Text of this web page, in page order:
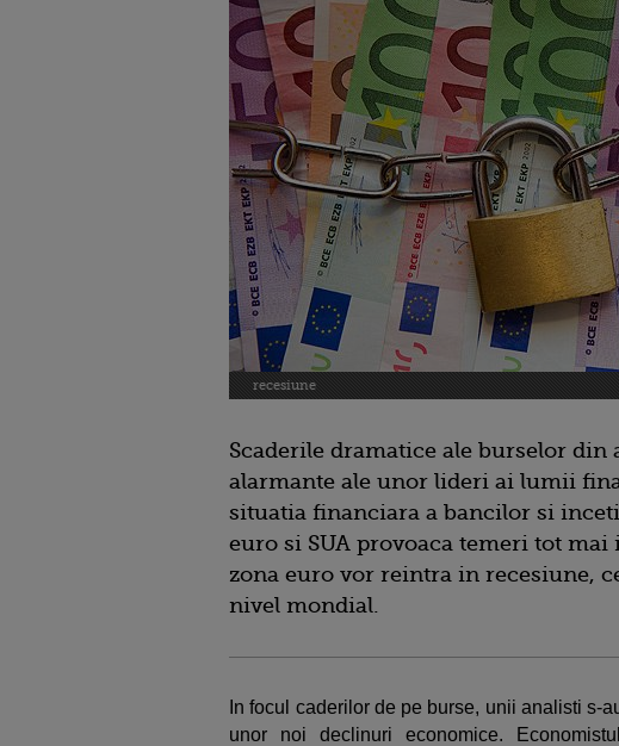
recesiune
Scaderile dramatice ale burselor din
alarmante ale unor lideri ai lumii
situatia financiara a bancilor si
euro si SUA provoaca temeri tot mai
zona euro vor reintra in recesiune,
nivel mondial.
In focul caderilor de pe burse, unii analisti s-
unor noi declinuri economice.